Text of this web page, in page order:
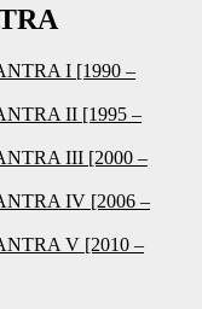
I [1990 –
II [1995 –
III [2000 –
IV [2006 –
V [2010 –